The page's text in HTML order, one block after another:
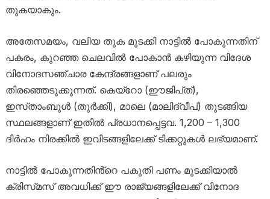
തുകയാകും.
അതേസമയം, വലിയ തുക മുടക്കി നാട്ടിൽ പോകുന്നതിന്
പകരം, കുറഞ്ഞ ചെലവിൽ പോകാൻ കഴിയുന്ന വിദേശ
വിനോദസഞ്ചാര കേന്ദ്രങ്ങളാണ് പലരും
തിരഞ്ഞെടുക്കുന്നത്. കെയ്റോ (ഈജിപ്‌ത്),
ഇസ്‌താംബുൾ (തുർക്കി), മാലെ (മാലിദ്വീപ്) തുടങ്ങിയ
സ്ഥലങ്ങളാണ് ഇതിൽ പ്രധാനപ്പെട്ടവ. 1,200 – 1,300
ദിർഹം നിരക്കിൽ ഇവിടങ്ങളിലേക്ക് ടിക്കറ്റുകൾ ലഭ്യമാണ്.
നാട്ടിൽ പോകുന്നതിൻ്റെ പകുതി പണം മുടക്കിയാൽ
ക്രിസ്‌മസ് അവധിക്ക് ഈ രാജ്യങ്ങളിലേക്ക് വിനോദ